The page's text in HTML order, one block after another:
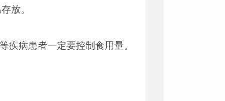
放。
疾病患者一定要控制食用量。